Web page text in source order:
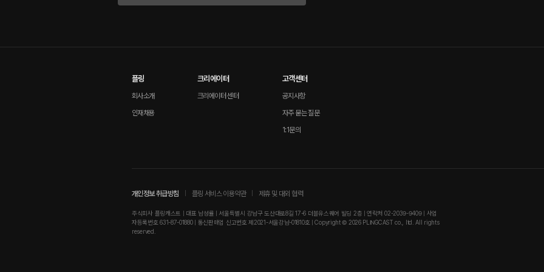
플링
회사소개
인재채용
크리에이터
크리에이터 센터
고객센터
공지사항
자주 묻는 질문
1:1문의
개인정보 취급방침 플링 서비스 이용약관 제휴 및 대외 협력
주식회사 플링캐스트 | 대표 남성률 | 서울특별시 강남구 도산대로8길 17-6 더블유스퀘어 빌딩 2층 | 연락처 02-2039-9409 | 사업
자등록번호 631-87-01880 | 통신판매업 신고번호 제2021-서울강남-01810호 | Copyright © 2026 PLINGCAST co., ltd. All rights
reserved.